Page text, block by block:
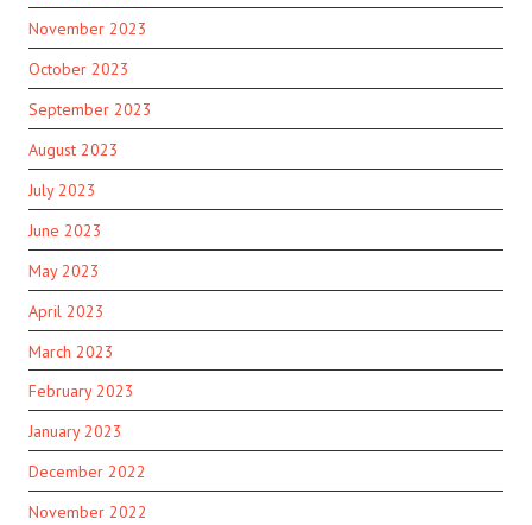
November 2023
October 2023
September 2023
August 2023
July 2023
June 2023
May 2023
April 2023
March 2023
February 2023
January 2023
December 2022
November 2022